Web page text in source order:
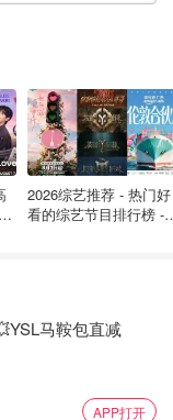
边哭边跟他说：
怕妈妈”。
为孩子跟我说，
2026综艺推荐 - 热门好
看的综艺节目排行榜 -
马鞍包直减
APP打开